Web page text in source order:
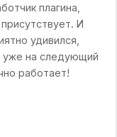
плагина,
И
удивился,
уже на следующий
работает!